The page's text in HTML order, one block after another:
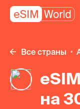
Все страны
на